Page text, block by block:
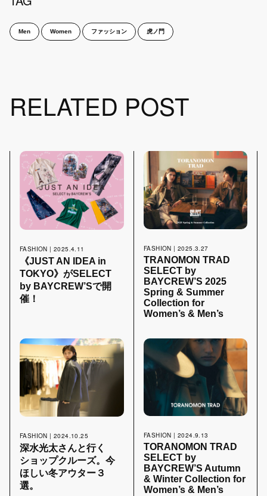
Men Women ファッション 虎ノ門
RELATED POST
FASHION | 2025.4.11
《JUST AN IDEA in
TOKYO》がSELECT
by BAYCREW’Sで開
催！
FASHION | 2025.3.27
TRANOMON TRAD
SELECT by
BAYCREW’S 2025
Spring & Summer
Collection for
Women’s & Men’s
FASHION | 2024.10.25
深水光太さんと行く
ショップクルーズ。今
ほしい冬アウター３
選。
FASHION | 2024.9.13
TORANOMON TRAD
SELECT by
BAYCREW’S Autumn
& Winter Collection for
Women’s & Men’s